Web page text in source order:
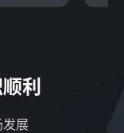
利
展